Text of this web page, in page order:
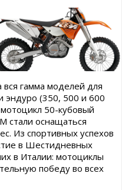
гамма моделей для
эндуро (350, 500 и 600
50-кубовый
стали оснащаться
Из спортивных успехов
в Шестидневных
в Италии: мотоциклы
победу во всех